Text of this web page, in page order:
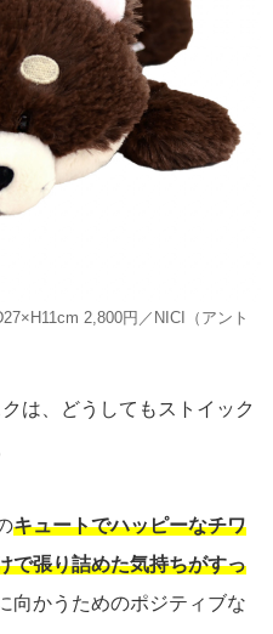
2,800円／NICI（アント
は、どうしてもストイック
キュートでハッピーなチワ
で張り詰めた気持ちがすっ
向かうためのポジティブな